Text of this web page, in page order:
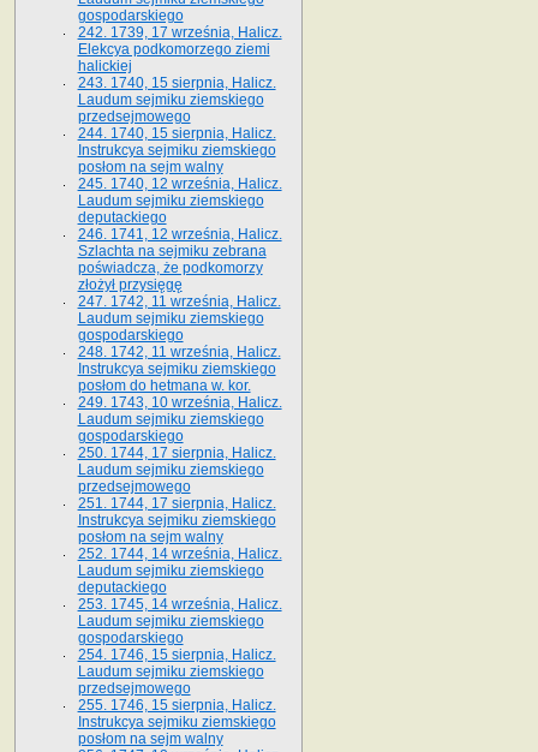
gospodarskiego
242. 1739, 17 września, Halicz.
Elekcya podkomorzego ziemi
halickiej
243. 1740, 15 sierpnia, Halicz.
Laudum sejmiku ziemskiego
przedsejmowego
244. 1740, 15 sierpnia, Halicz.
Instrukcya sejmiku ziemskiego
posłom na sejm walny
245. 1740, 12 września, Halicz.
Laudum sejmiku ziemskiego
deputackiego
246. 1741, 12 września, Halicz.
Szlachta na sejmiku zebrana
poświadcza, że podkomorzy
złożył przysięgę
247. 1742, 11 września, Halicz.
Laudum sejmiku ziemskiego
gospodarskiego
248. 1742, 11 września, Halicz.
Instrukcya sejmiku ziemskiego
posłom do hetmana w. kor.
249. 1743, 10 września, Halicz.
Laudum sejmiku ziemskiego
gospodarskiego
250. 1744, 17 sierpnia, Halicz.
Laudum sejmiku ziemskiego
przedsejmowego
251. 1744, 17 sierpnia, Halicz.
Instrukcya sejmiku ziemskiego
posłom na sejm walny
252. 1744, 14 września, Halicz.
Laudum sejmiku ziemskiego
deputackiego
253. 1745, 14 września, Halicz.
Laudum sejmiku ziemskiego
gospodarskiego
254. 1746, 15 sierpnia, Halicz.
Laudum sejmiku ziemskiego
przedsejmowego
255. 1746, 15 sierpnia, Halicz.
Instrukcya sejmiku ziemskiego
posłom na sejm walny